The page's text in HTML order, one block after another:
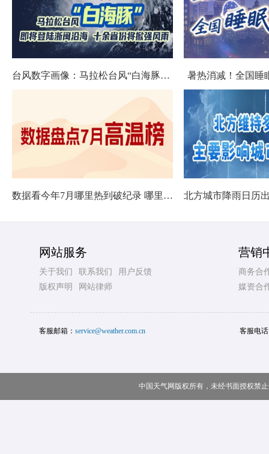
台风数字画像：马拉松台风“白海豚”将影响十余省份 暑热消减！全国睡
数据看今年7月哪里热到破纪录 哪里暑热连轴转
网站服务
关于我们 联系我们
用户反馈
版权声明
网站律师
营销
商务合
媒资合
客服邮箱： service@weather.com.cn 客服电
中国天气网版权所有，未经书面授权